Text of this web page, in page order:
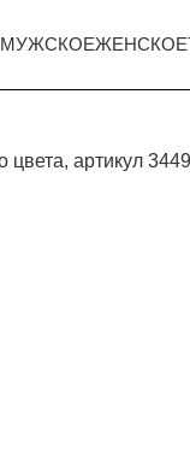
МУЖСКОЕЖЕНСКОЕ